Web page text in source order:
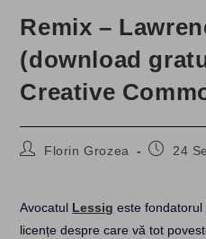
Remix –
(download
Creative
PostFlorin Grozea
Post24
Avocatul Lessig este fondatorul
licențe despre care vă tot